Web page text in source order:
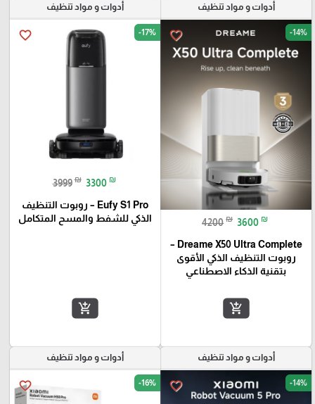
أدوات و مواد تنظيف
favorite_border -14%
4200 ₪ 3600 ₪
Dreame X50 Ultra Complete –
روبوت التنظيف الذكي الأقوى
بتقنية الذكاء الاصطناعي
add_shopping_cart
أدوات و مواد تنظيف
favorite_border -17%
3999 ₪ 3300 ₪
Eufy S1 Pro – روبوت التنظيف
الذكي للشفط والمسح المتكامل
add_shopping_cart
أدوات و مواد تنظيف
favorite_border -14%
أدوات و مواد تنظيف
favorite_border -16%